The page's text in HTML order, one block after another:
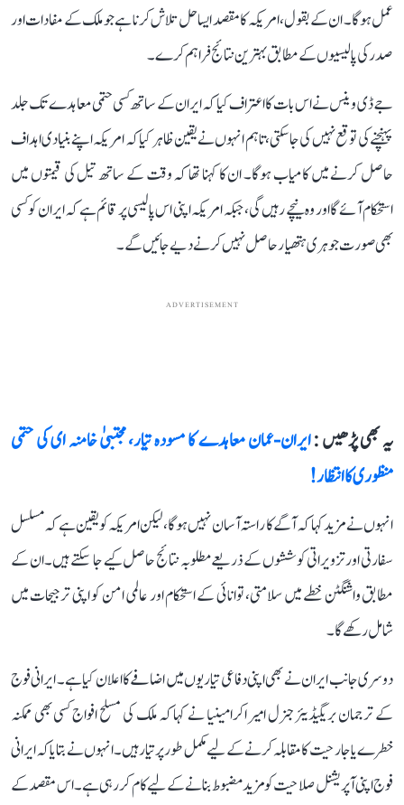
عمل ہوگا۔ ان کے بقول، امریکہ کا مقصد ایسا حل تلاش کرنا ہے جو ملک کے مفادات اور
صدر کی پالیسیوں کے مطابق بہترین نتائج فراہم کرے۔
جے ڈی وینس نے اس بات کا اعتراف کیا کہ ایران کے ساتھ کسی حتمی معاہدے تک جلد
پہنچنے کی توقع نہیں کی جا سکتی، تاہم انہوں نے یقین ظاہر کیا کہ امریکہ اپنے بنیادی اہداف
حاصل کرنے میں کامیاب ہوگا۔ ان کا کہنا تھا کہ وقت کے ساتھ تیل کی قیمتوں میں
استحکام آئے گا اور وہ نیچے رہیں گی، جبکہ امریکہ اپنی اس پالیسی پر قائم ہے کہ ایران کو کسی
بھی صورت جوہری ہتھیار حاصل نہیں کرنے دیے جائیں گے۔
ADVERTISEMENT
یہ بھی پڑھیں :ایران-عمان معاہدے کا مسودہ تیار، مجتبیٰ خامنہ ای کی حتمی
منظوری کا انتظار!
انہوں نے مزید کہا کہ آگے کا راستہ آسان نہیں ہوگا، لیکن امریکہ کو یقین ہے کہ مسلسل
سفارتی اور تزویراتی کوششوں کے ذریعے مطلوبہ نتائج حاصل کیے جا سکتے ہیں۔ ان کے
مطابق واشنگٹن خطے میں سلامتی، توانائی کے استحکام اور عالمی امن کو اپنی ترجیحات میں
شامل رکھے گا۔
دوسری جانب ایران نے بھی اپنی دفاعی تیاریوں میں اضافے کا اعلان کیا ہے۔ ایرانی فوج
کے ترجمان بریگیڈیئر جنرل امیر اکرامینیا نے کہا کہ ملک کی مسلح افواج کسی بھی ممکنہ
خطرے یا جارحیت کا مقابلہ کرنے کے لیے مکمل طور پر تیار ہیں۔ انہوں نے بتایا کہ ایرانی
فوج اپنی آپریشنل صلاحیت کو مزید مضبوط بنانے کے لیے کام کر رہی ہے۔ اس مقصد کے